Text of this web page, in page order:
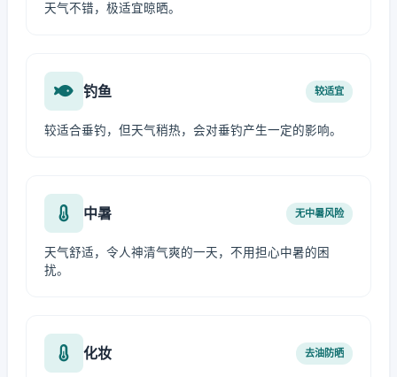
天气不错，极适宜晾晒。
钓鱼 较适宜
较适合垂钓，但天气稍热，会对垂钓产生一定的影响。
中暑 无中暑风险
天气舒适，令人神清气爽的一天，不用担心中暑的困
扰。
化妆 去油防晒